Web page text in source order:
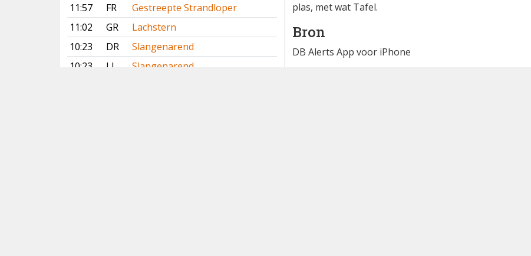
11:57
FR
Gestreepte Strandloper
11:02
GR
Lachstern
10:23
DR
Slangenarend
10:23
LI
Slangenarend
plas, met wat Tafel.
Bron
DB Alerts App voor iPhone